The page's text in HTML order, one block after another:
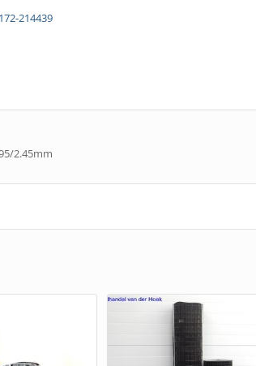
214439
2.45mm